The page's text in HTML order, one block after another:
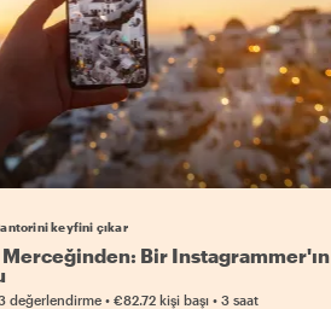
keyfini çıkar
Bir Instagrammer'ın
değerlendirme •€82.72 kişi başı •3 saat